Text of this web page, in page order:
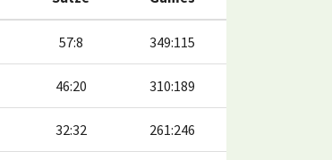
57:8 349:115
46:20 310:189
32:32 261:246